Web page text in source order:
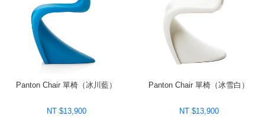
Panton Chair 單椅（冰川藍）
NT $13,900
Panton Chair 單椅（冰雪白）
NT $13,900